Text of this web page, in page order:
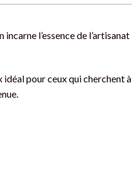
incarne l’essence de l’artisanat
pour ceux qui cherchent à